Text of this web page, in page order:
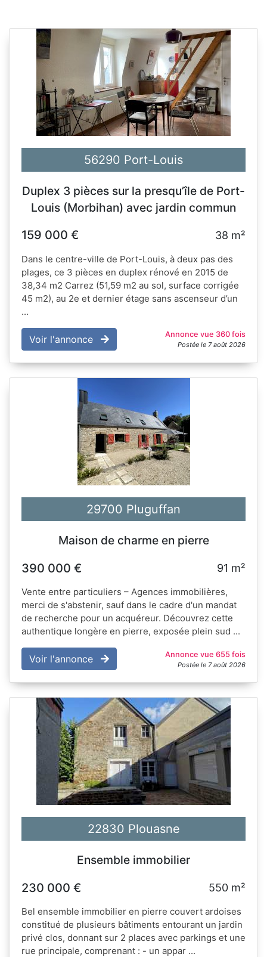
56290 Port-Louis
Duplex 3 pièces sur la presqu’île de Port-
Louis (Morbihan) avec jardin commun
159 000 €
38 m²
Dans le centre-ville de Port-Louis, à deux pas des
plages, ce 3 pièces en duplex rénové en 2015 de
38,34 m2 Carrez (51,59 m2 au sol, surface corrigée
45 m2), au 2e et dernier étage sans ascenseur d’un
...
Voir l'annonce Annonce vue 360 fois
Postée le 7 août 2026
29700 Pluguffan
Maison de charme en pierre
390 000 €
91 m²
Vente entre particuliers – Agences immobilières,
merci de s'abstenir, sauf dans le cadre d'un mandat
de recherche pour un acquéreur. Découvrez cette
authentique longère en pierre, exposée plein sud ...
Voir l'annonce Annonce vue 655 fois
Postée le 7 août 2026
22830 Plouasne
Ensemble immobilier
230 000 €
550 m²
Bel ensemble immobilier en pierre couvert ardoises
constitué de plusieurs bâtiments entourant un jardin
privé clos, donnant sur 2 places avec parkings et une
rue principale, comprenant : - un appar ...